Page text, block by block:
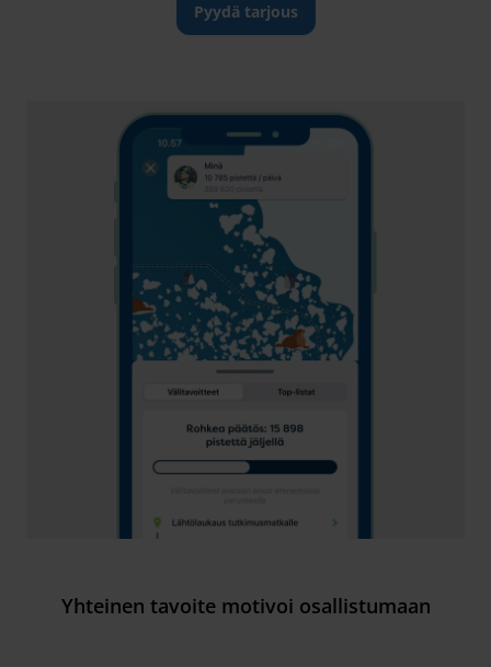
Pyydä tarjous
Yhteinen tavoite motivoi osallistumaan